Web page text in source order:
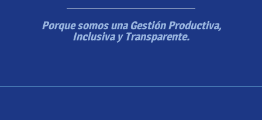
Porque somos una Gestión Productiva,
Inclusiva y Transparente.